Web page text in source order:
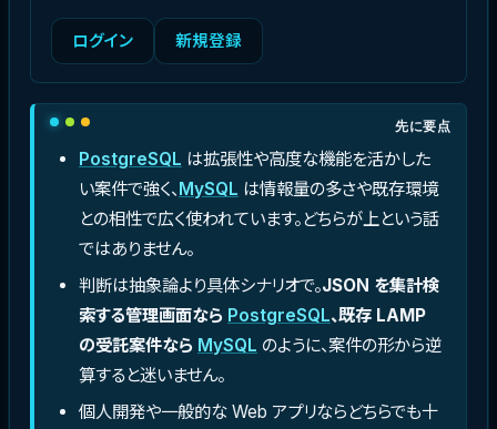
ログイン 新規登録
先に要点
PostgreSQL は拡張性や高度な機能を活かした
い案件で強く、MySQL は情報量の多さや既存環境
との相性で広く使われています。どちらが上という話
ではありません。
判断は抽象論より具体シナリオで。JSON を集計検
索する管理画面なら PostgreSQL、既存 LAMP
の受託案件なら MySQL のように、案件の形から逆
算すると迷いません。
個人開発や一般的な Web アプリならどちらでも十